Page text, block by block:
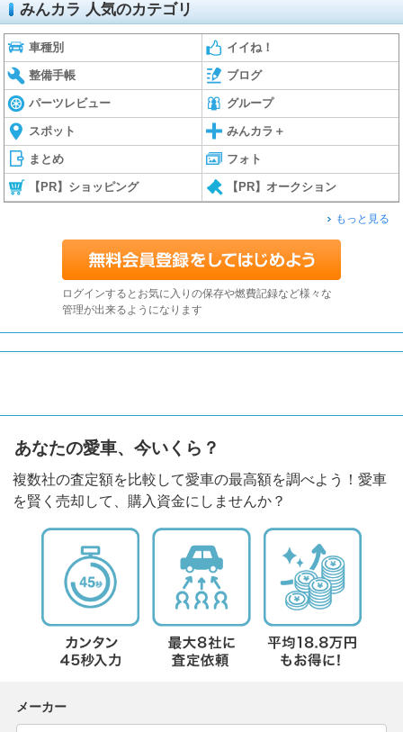
みんカラ 人気のカテゴリ
車種別 イイね！
整備手帳 ブログ
パーツレビュー グループ
スポット みんカラ＋
まとめ フォト
【PR】ショッピング 【PR】オークション
もっと見る
ログインするとお気に入りの保存や燃費記録など様々な
管理が出来るようになります
あなたの愛車、今いくら？
複数社の査定額を比較して愛車の最高額を調べよう！愛車
を賢く売却して、購入資金にしませんか？
メーカー